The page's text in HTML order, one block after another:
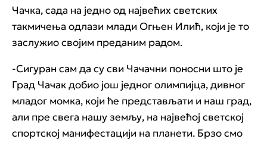
Чачка, сада на једно од највећих светских
такмичења одлази млади Огњен Илић, који је то
заслужио својим преданим радом.
-Сигуран сам да су сви Чачачни поносни што је
Град Чачак добио још једног олимпијца, дивног
младог момка, који ће представљати и наш град,
али пре свега нашу земљу, на највећој светској
спортској манифестацији на планети. Брзо смо